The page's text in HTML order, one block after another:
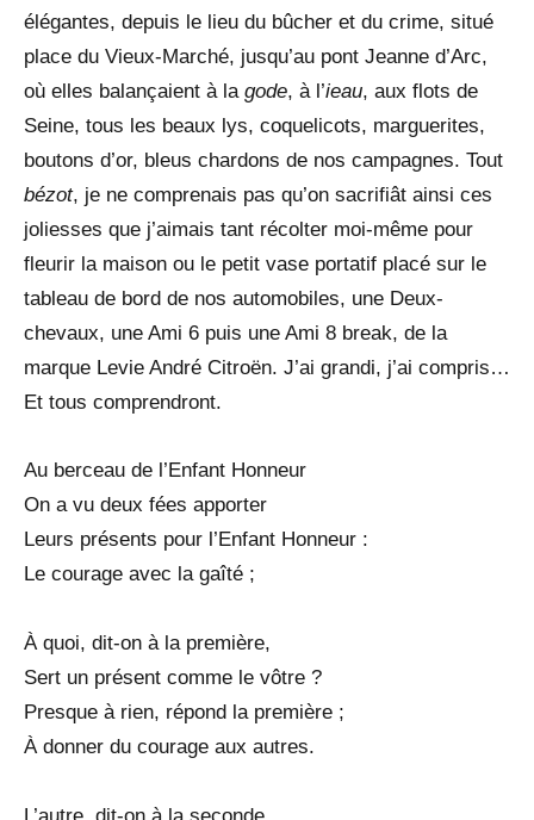
élégantes, depuis le lieu du bûcher et du crime, situé
place du Vieux-Marché, jusqu’au pont Jeanne d’Arc,
où elles balançaient à la gode, à l’ieau, aux flots de
Seine, tous les beaux lys, coquelicots, marguerites,
boutons d’or, bleus chardons de nos campagnes. Tout
bézot, je ne comprenais pas qu’on sacrifiât ainsi ces
joliesses que j’aimais tant récolter moi-même pour
fleurir la maison ou le petit vase portatif placé sur le
tableau de bord de nos automobiles, une Deux-
chevaux, une Ami 6 puis une Ami 8 break, de la
marque Levie André Citroën. J’ai grandi, j’ai compris…
Et tous comprendront.
Au berceau de l’Enfant Honneur
On a vu deux fées apporter
Leurs présents pour l’Enfant Honneur :
Le courage avec la gaîté ;
À quoi, dit-on à la première,
Sert un présent comme le vôtre ?
Presque à rien, répond la première ;
À donner du courage aux autres.